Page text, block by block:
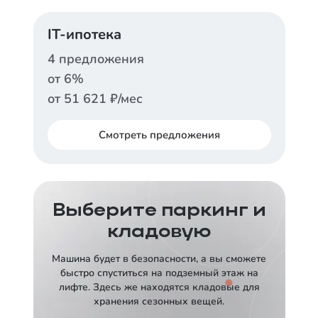
Ставка
от12,5%
Срок
30 лет от91 891
Заказать консультацию
от13,89%
Платеж в месяц
Заказать консультацию
IT-ипотека
4 предложения
от 6%
от 51 621 ₽/мес
Смотретьпредложения
Ставка
30 лет от51 621₽
Заказать консультацию
Выберите паркинг и
кладовую
Машина будет в безопасности, а вы сможете
быстро спуститься на подземный этаж на
лифте. Здесь же находятся кладовые для
хранения сезонных вещей.